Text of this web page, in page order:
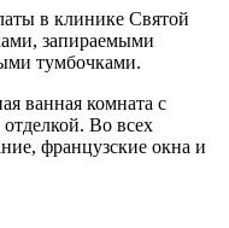
в клинике Святой
запираемыми
тумбочками.
ванная комната с
Во всех
французские окна и